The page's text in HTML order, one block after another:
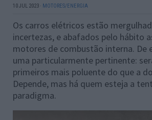
10 JUL 2023 · MOTORES/ENERGIA
Os carros elétricos estão
incertezas, e abafados pelo hábito
motores de combustão interna. De
uma particularmente pertinente:
primeiros mais poluente do que a
Depende, mas há quem esteja a
paradigma.